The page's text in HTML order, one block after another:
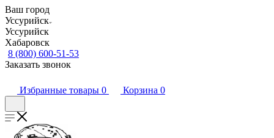
Ваш город
Уссурийск
Уссурийск
Хабаровск
8 (800) 600-51-53
Заказать звонок
Избранные товары 0 Корзина 0